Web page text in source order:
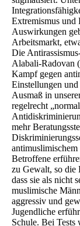
Extremismus und
Auswirkungen
Arbeitsmarkt,
Die
Alabali-Radovan
Kampf gegen
Einstellungen
Ausmaß in
regelrecht
mehr
antimuslimischem
Betroffene
zu Gewalt, so die
dass sie als nicht
muslimische
aggressiv und
Jugendliche
Schule. Bei Tests